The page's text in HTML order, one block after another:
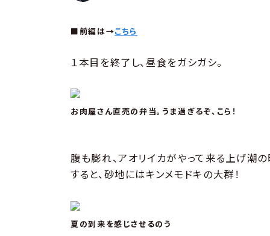
■前編は→こちら
１本目を終了し、昼食をガシガシ。
お肉屋さん直売の弁当。うま過ぎるぞ、こら！
腹も膨れ、アオリイカがやって来る上げ潮の
すると、砂地にはキンメモドキの大群！
夏の到来を感じさせるのう